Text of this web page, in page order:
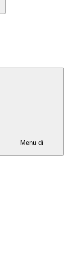
Menu di